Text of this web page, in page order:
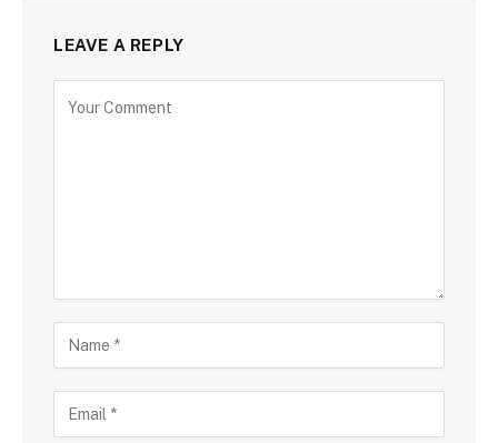
LEAVE A REPLY